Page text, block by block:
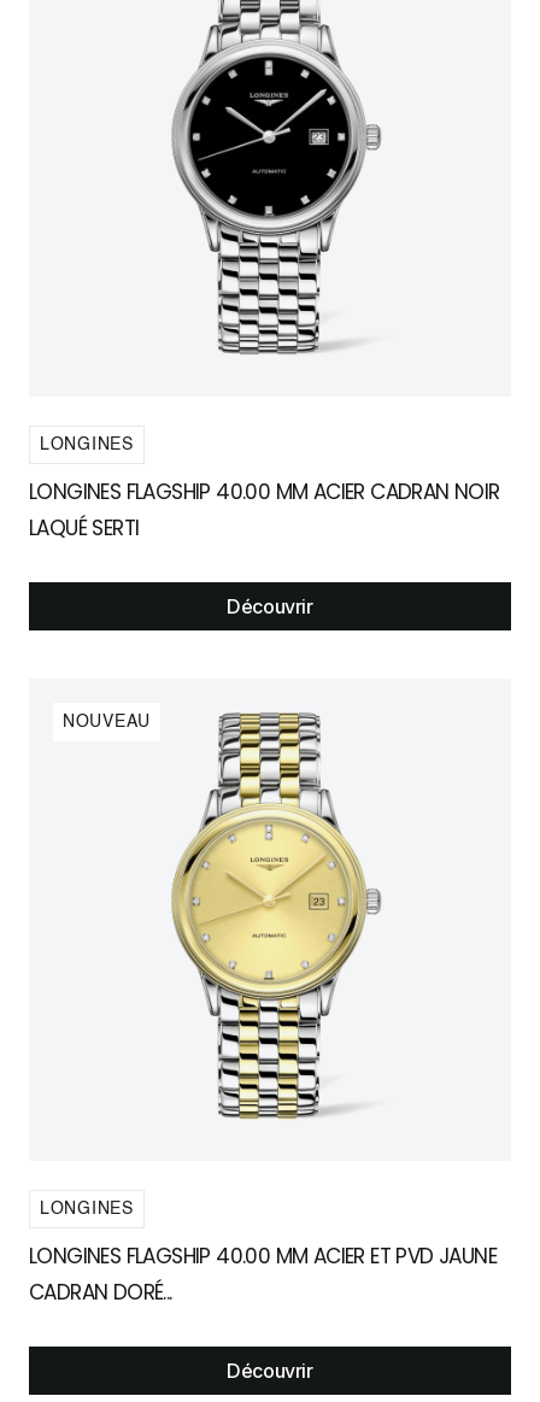
LONGINES
LONGINES FLAGSHIP 40.00 MM ACIER CADRAN NOIR
LAQUÉ SERTI
Découvrir
LONGINES
LONGINES FLAGSHIP 40.00 MM ACIER ET PVD JAUNE
CADRAN DORÉ...
Découvrir
NOUVEAU